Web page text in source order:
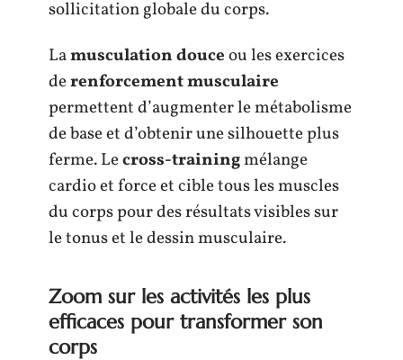
sollicitation globale du corps.
Lamusculation douceou les exercices
derenforcement musculaire
permettent d’augmenter le métabolisme
de base et d’obtenir une silhouette plus
ferme. Lecross-trainingmélange
cardio et force et cible tous les muscles
du corps pour des résultats visibles sur
le tonus et le dessin musculaire.
Zoom sur les activités les plus
efficaces pour transformer son
corps